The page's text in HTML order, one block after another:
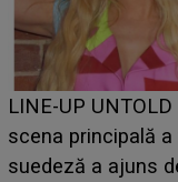
pe
din
Ce a
luat prin
BĂIATUL